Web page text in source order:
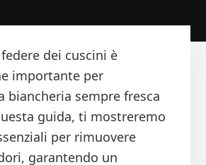
dei cuscini è
importante per
biancheria sempre fresca
guida, ti mostreremo
per rimuovere
garantendo un